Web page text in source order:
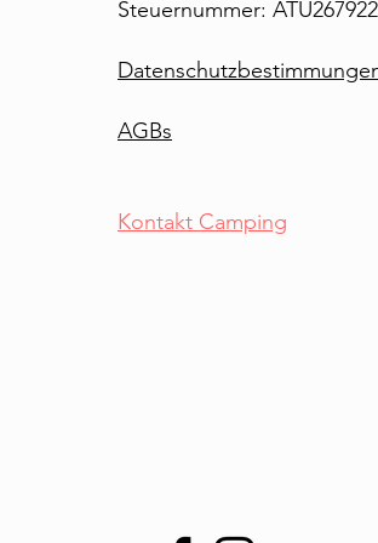
Steuernummer:
AGBs
Kontakt Camping